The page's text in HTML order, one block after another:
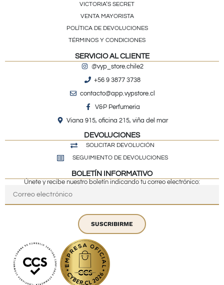
VICTORIA’S SECRET
VENTA MAYORISTA
POLÍTICA DE DEVOLUCIONES
TÉRMINOS Y CONDICIONES
SERVICIO AL CLIENTE
@vyp_store.chile2
+56 9 3877 3738
contacto@app.vypstore.cl
V&P Perfumeria
Viana 915, oficina 215, viña del mar
DEVOLUCIONES
SOLICITAR DEVOLUCIÓN
SEGUIMIENTO DE DEVOLUCIONES
BOLETÍN INFORMATIVO
Únete y recibe nuestro boletín indicando tu correo electrónico:
SUSCRIBIRME